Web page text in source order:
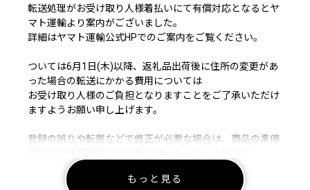
転送処理がお受け取り人様着払いにて有償対応となるとヤ
マト運輸より案内がございました。
詳細はヤマト運輸公式HPでのご案内をご覧ください。
ついては6月1日(木)以降、返礼品出荷後に住所の変更があ
った場合の転送にかかる費用については
お受け取り人様のご負担となりますことをご了承いただけ
ますようお願い申し上げます。
登録の誤りや転居などで修正が必要な場合は、商品の準備
なるべくお早めにご連絡をいただきたく存じます。
もっと見る